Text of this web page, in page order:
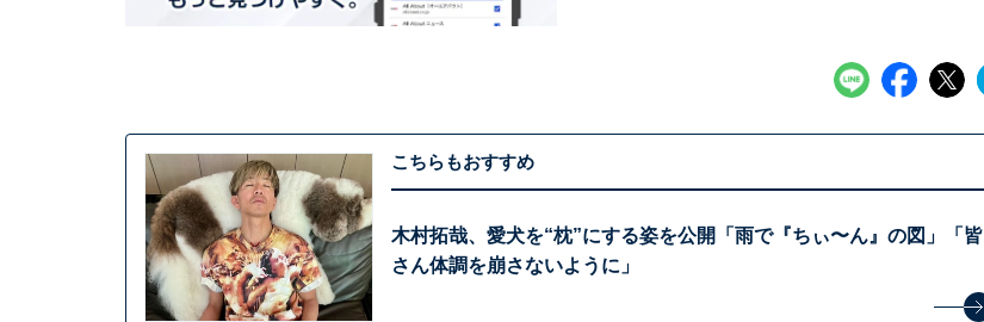
こちらもおすすめ
木村拓哉、愛犬を“枕”にする姿を公開「雨で『ちぃ〜ん』の図」「皆
さん体調を崩さないように」